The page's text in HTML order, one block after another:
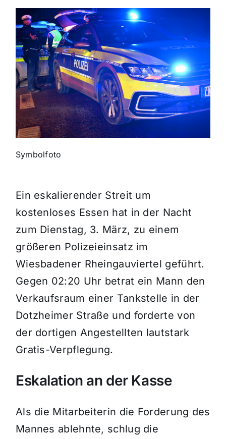
Polizeimeldungen
Themen und Termine
Gewinnspiele
Symbolfoto
Ein eskalierender Streit um
kostenloses Essen hat in der Nacht
zum Dienstag, 3. März, zu einem
größeren Polizeieinsatz im
Wiesbadener Rheingauviertel geführt.
Gegen 02:20 Uhr betrat ein Mann den
Verkaufsraum einer Tankstelle in der
Dotzheimer Straße und forderte von
der dortigen Angestellten lautstark
Gratis-Verpflegung.
Eskalation an der Kasse
Als die Mitarbeiterin die Forderung des
Mannes ablehnte, schlug die